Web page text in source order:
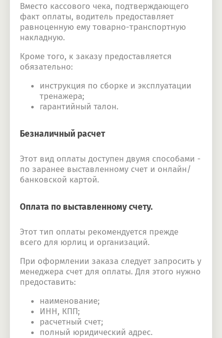
Вместо кассового чека, подтверждающего
факт оплаты, водитель предоставляет
равноценную ему товарно-транспортную
накладную.
Кроме того, к заказу предоставляется
обязательно:
инструкция по сборке и эксплуатации
тренажера;
гарантийный талон.
Безналичный расчет
Этот вид оплаты доступен двумя способами -
по заранее выставленному счет и онлайн/
банковской картой.
Оплата по выставленному счету.
Этот тип оплаты рекомендуется прежде
всего для юрлиц и организаций.
При оформлении заказа следует запросить у
менеджера счет для оплаты. Для этого нужно
предоставить:
наименование;
ИНН, КПП;
расчетный счет;
полный юридический адрес.